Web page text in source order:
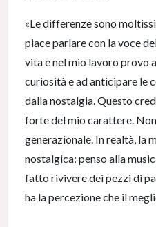
«Le differenze sono
piace parlare con la voce
vita e nel mio lavoro provo
curiosità e ad anticipare le
dalla nostalgia. Questo
forte del mio carattere.
generazionale. In realtà, la
nostalgica: penso alla
fatto rivivere dei pezzi di
ha la percezione che il